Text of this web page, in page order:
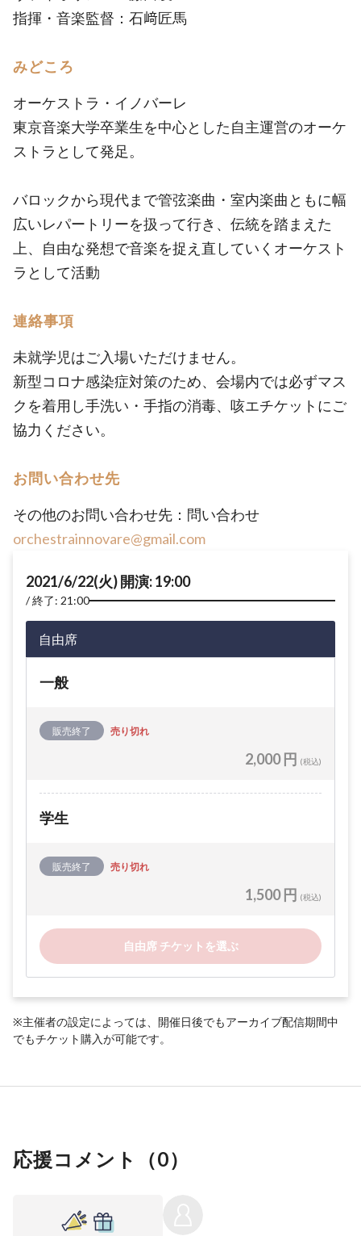
指揮・音楽監督：石﨑匠馬
みどころ
オーケストラ・イノバーレ
東京音楽大学卒業生を中心とした自主運営のオーケ
ストラとして発足。
バロックから現代まで管弦楽曲・室内楽曲ともに幅
広いレパートリーを扱って行き、伝統を踏まえた
上、自由な発想で音楽を捉え直していくオーケスト
ラとして活動
連絡事項
未就学児はご入場いただけません。
新型コロナ感染症対策のため、会場内では必ずマス
クを着用し手洗い・手指の消毒、咳エチケットにご
協力ください。
お問い合わせ先
その他のお問い合わせ先：問い合わせ
orchestrainnovare@gmail.com
2021/6/22(火) 開演: 19:00
終了: 21:00
自由席
一般
販売終了 売り切れ
2,000 円 (税込)
学生
販売終了 売り切れ
1,500 円 (税込)
自由席 チケットを選ぶ
※主催者の設定によっては、開催日後でもアーカイブ配信期間中
でもチケット購入が可能です。
応援コメント（0）